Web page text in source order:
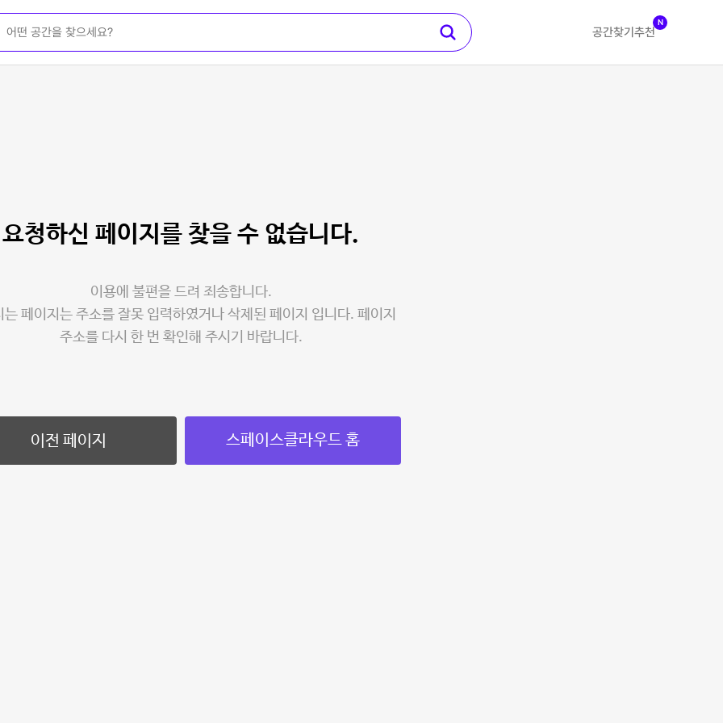
공간찾기 추천
N
요청하신 페이지를 찾을 수 없습니다.
이용에 불편을 드려 죄송합니다.
는 페이지는 주소를 잘못 입력하였거나 삭제된 페이지 입니다. 페이지
주소를 다시 한 번 확인해 주시기 바랍니다.
이전 페이지 스페이스클라우드 홈